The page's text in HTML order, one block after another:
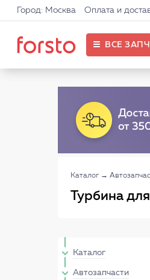
Город: Москва Оплата и
ВСЕ
Каталог →
Турбина
Каталог
Автозапчасти